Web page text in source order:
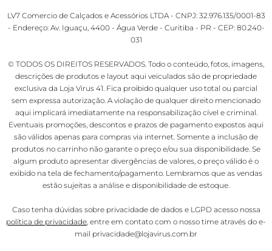
LV7 Comercio de Calçados e Acessórios LTDA - CNPJ: 32.976.135/0001-83
- Endereço: Av. Iguaçu, 4400 - Água Verde - Curitiba - PR - CEP: 80.240-
031
© TODOS OS DIREITOS RESERVADOS. Todo o conteúdo, fotos, imagens,
descrições de produtos e layout aqui veiculados são de propriedade
exclusiva da Loja Virus 41. Fica proibido qualquer uso total ou parcial
sem expressa autorização. A violação de qualquer direito mencionado
aqui implicará imediatamente na responsabilização cível e criminal.
Eventuais promoções, descontos e prazos de pagamento expostos aqui
são válidos apenas para compras via internet. Somente a inclusão de
produtos no carrinho não garante o preço e/ou sua disponibilidade. Se
algum produto apresentar divergências de valores, o preço válido é o
exibido na tela de fechamento/pagamento. Lembramos que as vendas
estão sujeitas a análise e disponibilidade de estoque.
Caso tenha dúvidas sobre privacidade de dados e LGPD acesso nossa
política de privacidade , entre em contato com o nosso time através do e-
mail privacidade@lojavirus.com.br